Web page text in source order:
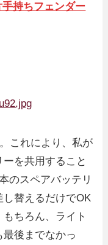
持ちフェンダー
これにより、私が
を共用すること
のスペアバッテリ
替えるだけでOK
ちろん、ライト
後までなかっ